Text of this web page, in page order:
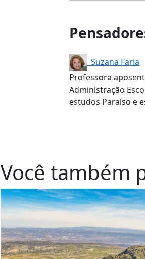
Suzana Faria
Professora
Administração
estudos Paraíso e
Você também